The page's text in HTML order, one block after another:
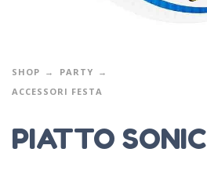
SHOP
PARTY
ACCESSORI FESTA
PIATTO SONIC